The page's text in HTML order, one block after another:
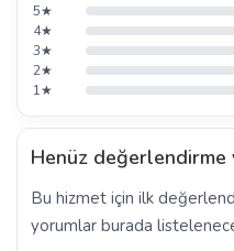
5★
4★
3★
2★
1★
Henüz değerlendirme
Bu hizmet için ilk
yorumlar burada